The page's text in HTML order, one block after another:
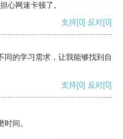
心网速卡顿了。
支持[0] 反对[0]
同的学习需求，让我能够找到自
支持[0] 反对[0]
间。